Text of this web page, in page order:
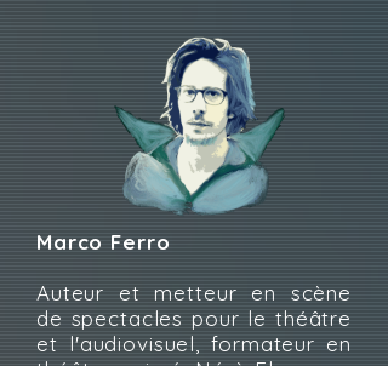
Marco Ferro
Auteur et metteur en scène
de spectacles pour le théâtre
et l'audiovisuel, formateur en